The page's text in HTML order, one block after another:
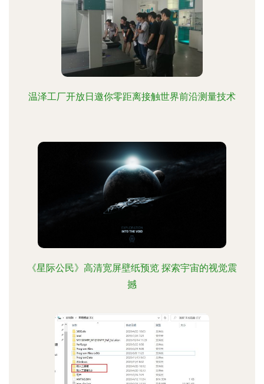
温泽工厂开放日邀你零距离接触世界前沿测量技术
《星际公民》高清宽屏壁纸预览 探索宇宙的视觉震
撼